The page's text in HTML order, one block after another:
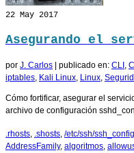
22 May 2017
Asegurando el
por J. Carlos publicado en: CLI ,
iptables, Kali Linux, Linux,
Cómo fortificar, asegurar el
archivo de configuración
.rhosts, .shosts, /etc/ssh/ssh_config
AddressFamily, algoritmos,